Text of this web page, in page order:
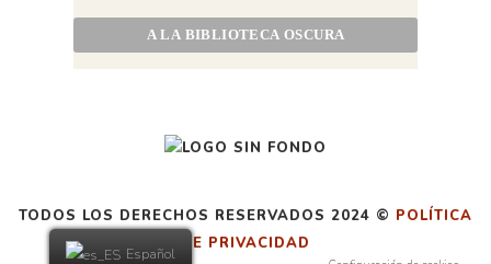
TODOS LOS DERECHOS RESERVADOS 2024 © POLÍTICA
DE PRIVACIDAD
Español